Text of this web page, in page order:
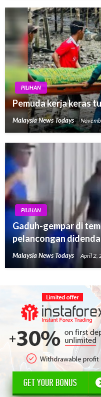
PILIHAN
Pemuda kerja keras
Malaysia News Todays
PILIHAN
Gaduh-gempar di
pelancongan
Malaysia News Todays April 2,